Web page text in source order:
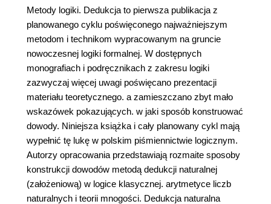
Metody logiki. Dedukcja to pierwsza publikacja z
planowanego cyklu poświęconego najważniejszym
metodom i technikom wypracowanym na gruncie
nowoczesnej logiki formalnej. W dostępnych
monografiach i podręcznikach z zakresu logiki
zazwyczaj więcej uwagi poświęcano prezentacji
materiału teoretycznego. a zamieszczano zbyt mało
wskazówek pokazujących. w jaki sposób konstruować
dowody. Niniejsza książka i cały planowany cykl mają
wypełnić tę lukę w polskim piśmiennictwie logicznym.
Autorzy opracowania przedstawiają rozmaite sposoby
konstrukcji dowodów metodą dedukcji naturalnej
(założeniową) w logice klasycznej. arytmetyce liczb
naturalnych i teorii mnogości. Dedukcja naturalna